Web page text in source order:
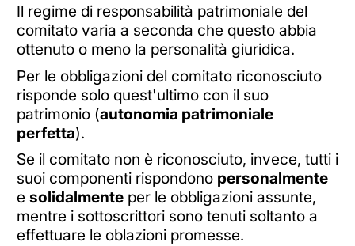
Il regime di responsabilità patrimoniale del
comitato varia a seconda che questo abbia
ottenuto o meno la personalità giuridica.
Per le obbligazioni del comitato riconosciuto
risponde solo quest'ultimo con il suo
patrimonio (autonomia patrimoniale
perfetta).
Se il comitato non è riconosciuto, invece, tutti i
suoi componenti rispondono personalmente
e solidalmenteper le obbligazioni assunte,
mentre i sottoscrittori sono tenuti soltanto a
effettuare le oblazioni promesse.